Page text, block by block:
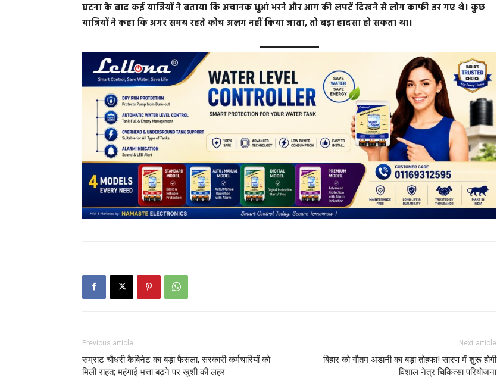
घटना के बाद कई यात्रियों ने बताया कि अचानक धुआं भरने और आग की लपटें दिखने से लोग काफी डर गए थे। कुछ
यात्रियों ने कहा कि अगर समय रहते कोच अलग नहीं किया जाता, तो बड़ा हादसा हो सकता था।
Previous article
सम्राट चौधरी कैबिनेट का बड़ा फैसला, सरकारी कर्मचारियों को
मिली राहत; महंगाई भत्ता बढ़ने पर खुशी की लहर
Next article
बिहार को गौतम अडानी का बड़ा तोहफा! सारण में शुरू होगी
विशाल नेत्र चिकित्सा परियोजना